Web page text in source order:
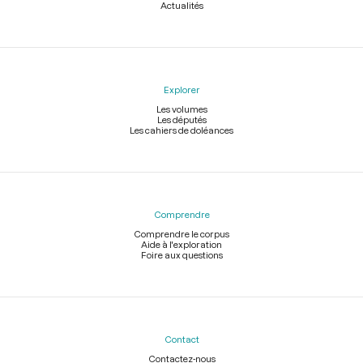
Actualités
Explorer
Les volumes
Les députés
Les cahiers de doléances
Comprendre
Comprendre le corpus
Aide à l'exploration
Foire aux questions
Contact
Contactez-nous